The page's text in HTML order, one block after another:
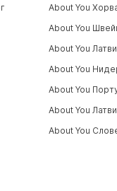
About You
About You
About You
About You
About You
About You
About You